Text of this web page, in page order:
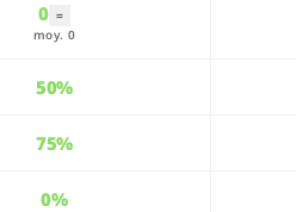
0 =
moy. 0
50%
75%
0%